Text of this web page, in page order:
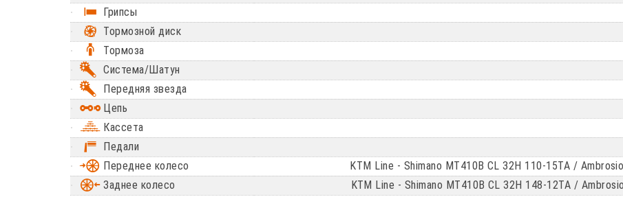
Грипсы
Тормозной диск
Тормоза
Система/Шатун
Передняя звезда
Цепь
Кассета
Педали
Переднее колесо
KTM Line - Shimano MT410B CL 32H 110-15TA /
Заднее колесо
KTM Line - Shimano MT410B CL 32H 148-12TA /